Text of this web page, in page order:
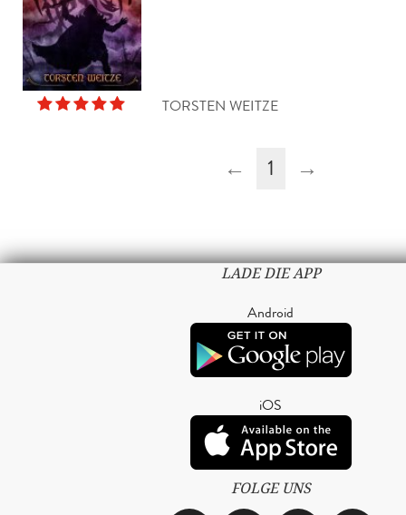
TORSTEN WEITZE
← 1 →
LADE DIE APP
Android
iOS
FOLGE UNS